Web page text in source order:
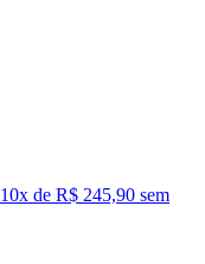
10x de R$ 245,90 sem